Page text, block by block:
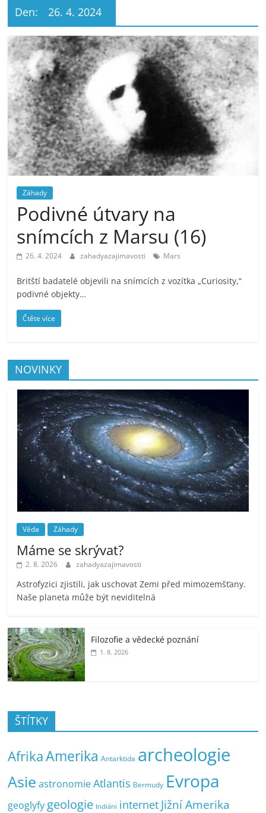
Den: 26. 4. 2024
Záhady
Podivné útvary na
snímcích z Marsu (16)
26. 4. 2024 zahadyazajimavosti Mars
Britští badatelé objevili na snímcích z vozítka „Curiosity,“
podivné objekty…
Čtěte více
NOVINKY
Věda Záhady
Máme se skrývat?
2. 8. 2026 zahadyazajimavosti
Astrofyzici zjistili, jak uschovat Zemi před mimozemšťany.
Naše planeta může být neviditelná
Filozofie a vědecké poznání
1. 8. 2026
ŠTÍTKY
AfrikaAmerika Antarktida archeologie
Asie astronomie Atlantis Bermudy Evropa
geoglyfy geologie Indiáni internet Jižní Amerika